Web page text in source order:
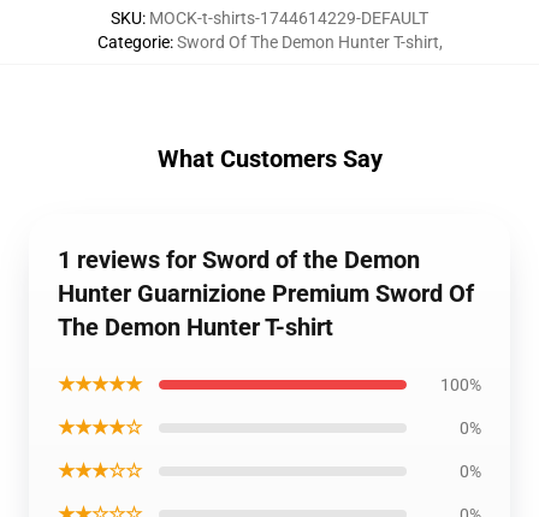
SKU: MOCK-t-shirts-1744614229-DEFAULT
Categorie:Sword Of The Demon Hunter T-shirt,
What Customers Say
1 reviews for Sword of the Demon
Hunter Guarnizione Premium Sword Of
The Demon Hunter T-shirt
★★★★★ 100%
★★★★☆ 0%
★★★☆☆ 0%